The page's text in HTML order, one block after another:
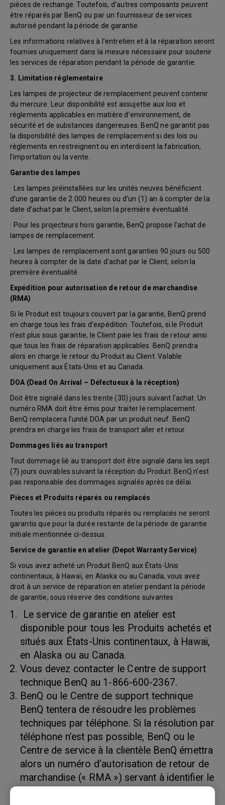
pièces de rechange. Toutefois, d’autres composants peuvent
être réparés par BenQ ou par un fournisseur de services
autorisé pendant la période de garantie.
Les informations relatives à l’entretien et à la réparation seront
fournies uniquement dans la mesure nécessaire pour soutenir
les services de réparation pendant la période de garantie.
3. Limitation réglementaire
Les lampes de projecteur de remplacement peuvent contenir
du mercure. Leur disponibilité est assujettie aux lois et
règlements applicables en matière d’environnement, de
sécurité et de substances dangereuses. BenQ ne garantit pas
la disponibilité des lampes de remplacement si des lois ou
règlements en restreignent ou en interdisent la fabrication,
l’importation ou la vente.
Garantie des lampes
· Les lampes préinstallées sur les unités neuves bénéficient
d’une garantie de 2 000 heures ou d’un (1) an à compter de la
date d’achat par le Client, selon la première éventualité.
· Pour les projecteurs hors garantie, BenQ propose l’achat de
lampes de remplacement.
· Les lampes de remplacement sont garanties 90 jours ou 500
heures à compter de la date d’achat par le Client, selon la
première éventualité.
Expédition pour autorisation de retour de marchandise
(RMA)
Si le Produit est toujours couvert par la garantie, BenQ prend
en charge tous les frais d’expédition. Toutefois, si le Produit
n’est plus sous garantie, le Client paie les frais de retour ainsi
que tous les frais de réparation applicables. BenQ prendra
alors en charge le retour du Produit au Client. Valable
uniquement aux États-Unis et au Canada.
DOA (Dead On Arrival – Défectueux à la réception)
Doit être signalé dans les trente (30) jours suivant l’achat. Un
numéro RMA doit être émis pour traiter le remplacement.
BenQ remplacera l’unité DOA par un produit neuf. BenQ
prendra en charge les frais de transport aller et retour.
Dommages liés au transport
Tout dommage lié au transport doit être signalé dans les sept
(7) jours ouvrables suivant la réception du Produit. BenQ n’est
pas responsable des dommages signalés après ce délai.
Pièces et Produits réparés ou remplacés
Toutes les pièces ou produits réparés ou remplacés ne seront
garantis que pour la durée restante de la période de garantie
initiale mentionnée ci-dessus.
Service de garantie en atelier (Depot Warranty Service)
Si vous avez acheté un Produit BenQ aux États-Unis
continentaux, à Hawaï, en Alaska ou au Canada, vous avez
droit à un service de réparation en atelier pendant la période
de garantie, sous réserve des conditions suivantes :
Le service de garantie en atelier est
disponible pour tous les Produits achetés et
situés aux États-Unis continentaux, à Hawaï,
en Alaska ou au Canada.
Vous devez contacter le Centre de support
technique BenQ au 1-866-600-2367.
BenQ ou le Centre de support technique
BenQ tentera de résoudre les problèmes
techniques par téléphone. Si la résolution par
téléphone n’est pas possible, BenQ ou le
Centre de service à la clientèle BenQ émettra
alors un numéro d’autorisation de retour de
marchandise (« RMA ») servant à identifier le